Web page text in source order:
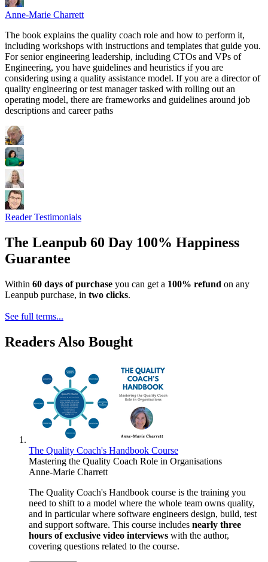
Anne-Marie Charrett
The book explains the quality coach role and how to perform it,
including workshops with instructions and templates that guide you.
For senior engineering leadership, including CTOs and VPs of
Engineering, you have guidelines and heuristics if you are
considering using a quality assistance model. If you are a director of
quality engineering or test manager tasked with rolling out an
operating model, there are frameworks and guidelines around job
descriptions and career paths
Reader Testimonials
The Leanpub 60 Day 100% Happiness
Guarantee
Within 60 days of purchase you can get a 100% refund on any
Leanpub purchase, in two clicks.
See full terms...
Readers Also Bought
The Quality Coach's Handbook Course
Mastering the Quality Coach Role in Organisations
Anne-Marie Charrett
The Quality Coach's Handbook course is the training you
need to shift to a model where the whole team owns quality,
and in particular where software engineers design, build, test
and support software. This course includes nearly three
hours of exclusive video interviews with the author,
covering questions related to the course.